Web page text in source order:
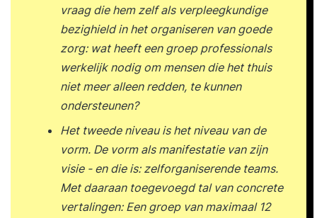
vraag die hem zelf als verpleegkundige
bezighield in het organiseren van goede
zorg: wat heeft een groep professionals
werkelijk nodig om mensen die het thuis
niet meer alleen redden, te kunnen
ondersteunen?
Het tweede niveau is het niveau van de
vorm. De vorm als manifestatie van zijn
visie - en die is: zelforganiserende teams.
Met daaraan toegevoegd tal van concrete
vertalingen: Een groep van maximaal 12